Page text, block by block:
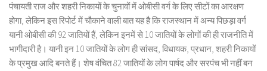
पंचायती राज और शहरी निकायों के चुनावों में ओबीसी वर्ग के लिए सीटों का आरक्षण
होगा, लेकिन इस रिपोर्ट में चौकाने वाली बात यह है कि राजस्थान में अन्य पिछड़ा वर्ग
यानी ओबीसी की 92 जातियों हैं, लेकिन इनमें से 10 जातियों के लोगों की ही राजनीति में
भागीदारी है। यानी इन 10 जातियों के लोग ही सांसद, विधायक, प्रधान, शहरी निकायों
के प्रमुख आदि बनते हैं। शेष वंचित 82 जातियों के लोग पार्षद और सरपंच भी नहीं बन